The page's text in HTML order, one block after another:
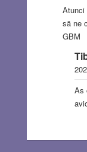
Atunci
să ne
GBM
As